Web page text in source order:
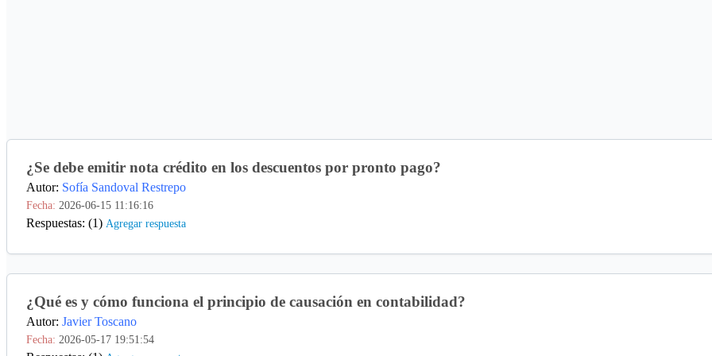
¿Se debe emitir nota crédito en los descuentos por pronto pago?
Autor: Sofía Sandoval Restrepo
Fecha: 2026-06-15 11:16:16
Respuestas: (1) Agregar respuesta
¿Qué es y cómo funciona el principio de causación en contabilidad?
Autor: Javier Toscano
Fecha: 2026-05-17 19:51:54